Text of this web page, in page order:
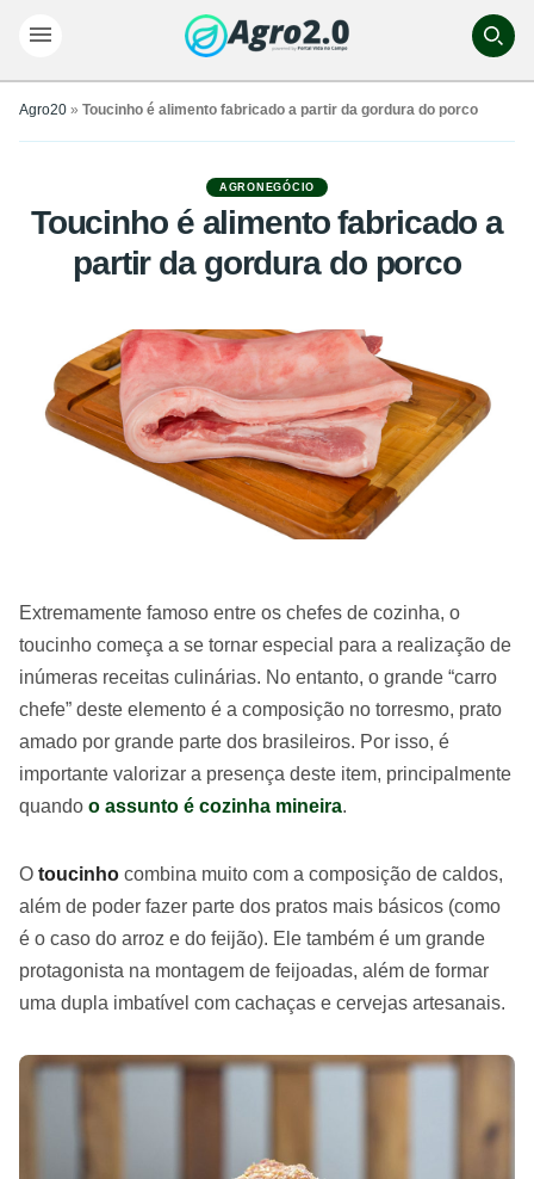
Agro20 » Toucinho é alimento fabricado a partir da gordura do porco
AGRONEGÓCIO
Toucinho é alimento fabricado a
partir da gordura do porco
Extremamente famoso entre os chefes de cozinha, o
toucinho começa a se tornar especial para a realização de
inúmeras receitas culinárias. No entanto, o grande “carro
chefe” deste elemento é a composição no torresmo, prato
amado por grande parte dos brasileiros. Por isso, é
importante valorizar a presença deste item, principalmente
quando o assunto é cozinha mineira.
O toucinho combina muito com a composição de caldos,
além de poder fazer parte dos pratos mais básicos (como
é o caso do arroz e do feijão). Ele também é um grande
protagonista na montagem de feijoadas, além de formar
uma dupla imbatível com cachaças e cervejas artesanais.